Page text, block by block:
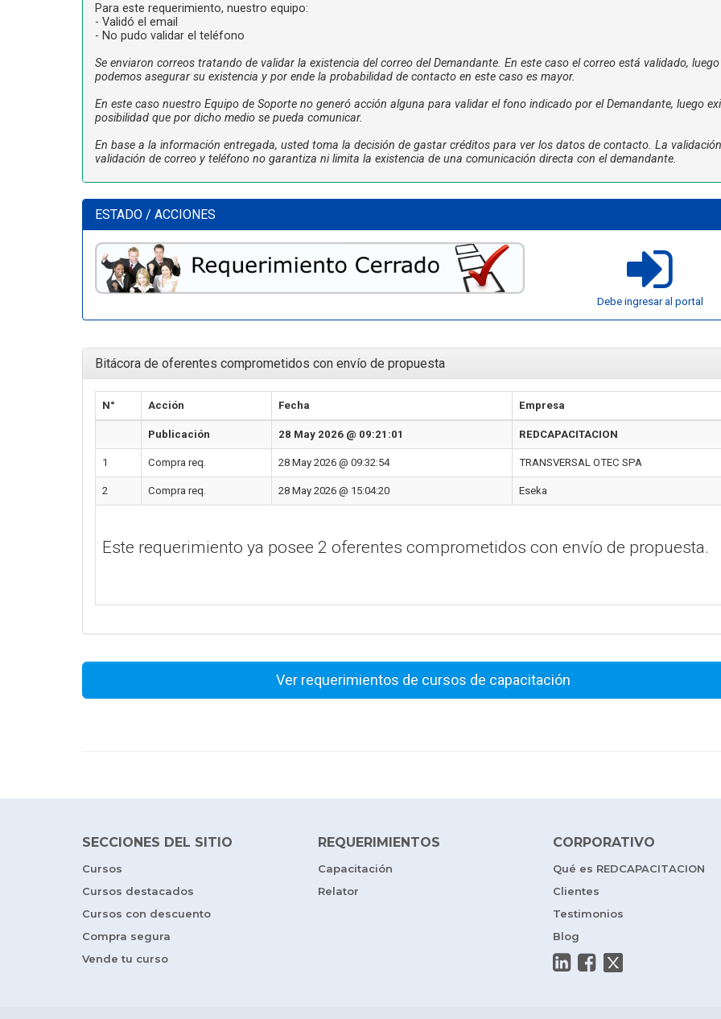
Para este requerimiento, nuestro equipo:
- Validó el email
- No pudo validar el teléfono
Se enviaron correos tratando de validar la existencia del correo del Demandante. En este caso el correo está validado, luego
podemos asegurar su existencia y por ende la probabilidad de contacto en este caso es mayor.
En este caso nuestro Equipo de Soporte no generó acción alguna para validar el fono indicado por el Demandante, luego
posibilidad que por dicho medio se pueda comunicar.
En base a la información entregada, usted toma la decisión de gastar créditos para ver los datos de contacto. La
validación de correo y teléfono no garantiza ni limita la existencia de una comunicación directa con el demandante.
ESTADO / ACCIONES
Debe ingresar al portal
Bitácora de oferentes comprometidos con envío de propuesta
N° Acción Fecha Empresa
Publicación 28 May 2026 @ 09:21:01 REDCAPACITACION
1 Compra req. 28 May 2026 @ 09:32:54 TRANSVERSAL OTEC SPA
2 Compra req. 28 May 2026 @ 15:04:20 Eseka
Este requerimiento ya posee 2 oferentes comprometidos con envío de propuesta.
Ver requerimientos de cursos de capacitación
SECCIONES DEL SITIO
Cursos
Cursos destacados
Cursos con descuento
Compra segura
Vende tu curso
REQUERIMIENTOS
Capacitación
Relator
CORPORATIVO
Qué es REDCAPACITACION
Clientes
Testimonios
Blog